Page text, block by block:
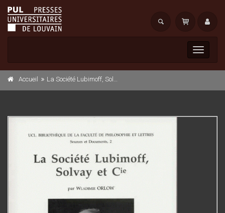
Toggle
Accueil La Société Lubimoff, Solvay et Cie.